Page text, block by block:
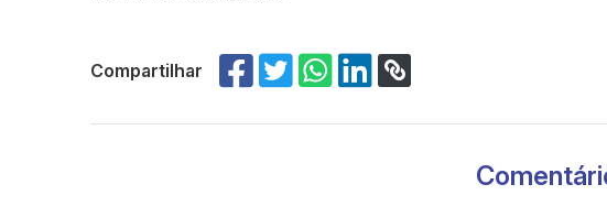
Compartilhar